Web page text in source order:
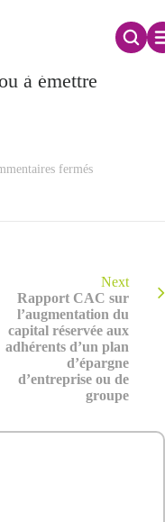
d’attribution
à émettre
ferméssur
ou
à
émettre
Next
Rapport CAC sur
l’augmentation du
capital réservée aux
adhérents d’un plan
d’épargne
d’entreprise ou de
groupe